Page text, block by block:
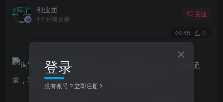
创业团
4个月前更新
关注
45 0
登录
没有账号？立即注册